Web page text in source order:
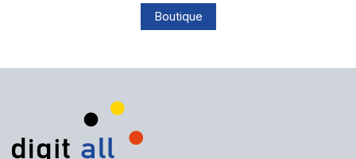
Boutique